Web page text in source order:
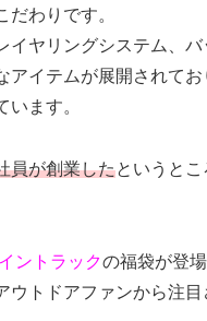
だわりです。
イヤリングシステム、
アイテムが展開されて
います。
員が創業したというと
ントラックの福袋が登
ウトドアファンから注目